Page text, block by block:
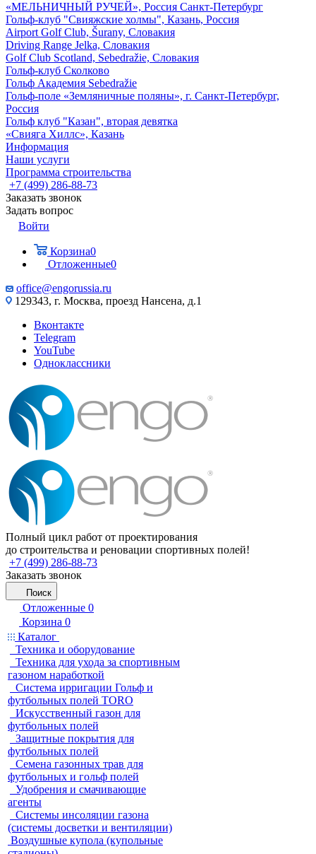
«МЕЛЬНИЧНЫЙ РУЧЕЙ», Россия Санкт-Петербург
Гольф-клуб "Свияжские холмы", Казань, Россия
Airport Golf Club, Šurany, Словакия
Driving Range Jelka, Словакия
Golf Club Scotland, Sebedražie, Словакия
Гольф-клуб Сколково
Гольф Академия Sebedražie
Гольф-поле «Земляничные поляны», г. Санкт-Петербург,
Россия
Гольф клуб "Казан", вторая девятка
«Свияга Хиллс», Казань
Информация
Наши услуги
Программа строительства
+7 (499) 286-88-73
Заказать звонок
Задать вопрос
Войти
Корзина0
Отложенные0
office@engorussia.ru
129343, г. Москва, проезд Нансена, д.1
Вконтакте
Telegram
YouTube
Одноклассники
Полный цикл работ от проектирования
до строительства и реновации спортивных полей!
+7 (499) 286-88-73
Заказать звонок
Поиск
Отложенные 0
Корзина 0
Каталог
Техника и оборудование
Техника для ухода за спортивным
газоном наработкой
Система ирригации Гольф и
футбольных полей TORO
Искусственный газон для
футбольных полей
Защитные покрытия для
футбольных полей
Семена газонных трав для
футбольных и гольф полей
Удобрения и смачивающие
агенты
Системы инсоляции газона
(системы досветки и вентиляции)
Воздушные купола (купольные